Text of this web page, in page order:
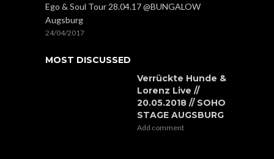
Ego & Soul Tour 28.04.17 @BUNGALOW
Augsburg
24/04/2017
MOST DISCUSSED
Verrückte Hunde &
Lorenz Live //
20.05.2018 // SOHO
STAGE AUGSBURG
Add comment